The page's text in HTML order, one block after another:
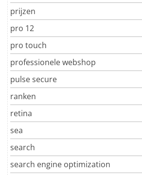
prijzen
pro 12
pro touch
professionele webshop
pulse secure
ranken
retina
sea
search
search engine optimization